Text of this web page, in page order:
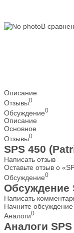
В
Описание
Отзывы0
Обсуждение0
Описание
Основное
Отзывы0
SPS 450
Написать отзыв
Оставьте отзыв о
Обсуждение0
Обсуждение
Написать
Начните
Аналоги0
Аналоги